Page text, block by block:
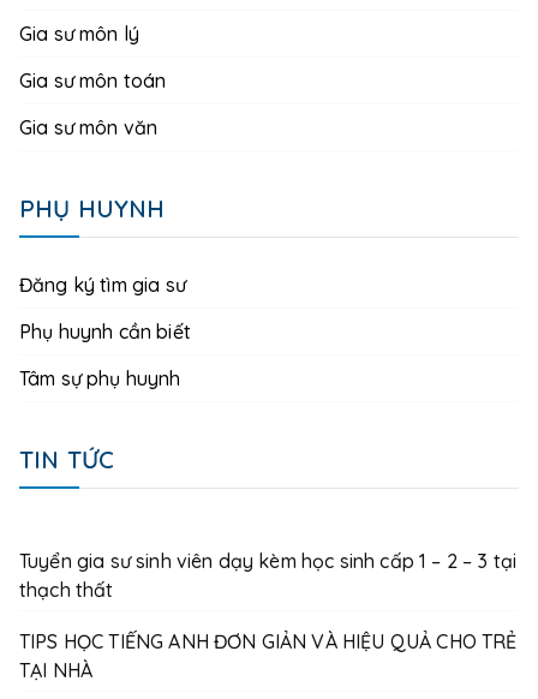
Gia sư môn lý
Gia sư môn toán
Gia sư môn văn
PHỤ HUYNH
Đăng ký tìm gia sư
Phụ huynh cần biết
Tâm sự phụ huynh
TIN TỨC
Tuyển gia sư sinh viên dạy kèm học sinh cấp 1 – 2 – 3 tại
thạch thất
TIPS HỌC TIẾNG ANH ĐƠN GIẢN VÀ HIỆU QUẢ CHO TRẺ
TẠI NHÀ